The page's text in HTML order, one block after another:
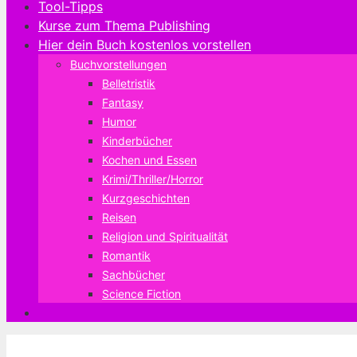
Tool-Tipps
Kurse zum Thema Publishing
Hier dein Buch kostenlos vorstellen
Buchvorstellungen
Belletristik
Fantasy
Humor
Kinderbücher
Kochen und Essen
Krimi/Thriller/Horror
Kurzgeschichten
Reisen
Religion und Spiritualität
Romantik
Sachbücher
Science Fiction